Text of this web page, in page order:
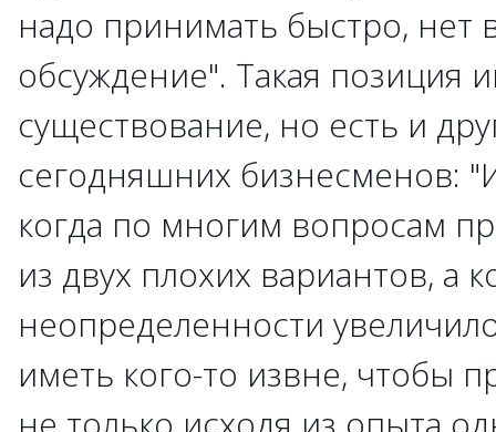
надо принимать быстро, нет
обсуждение". Такая позиция
существование, но есть и
сегодняшних бизнесменов:
когда по многим вопросам
из двух плохих вариантов, а
неопределенности
иметь кого-то извне, чтобы